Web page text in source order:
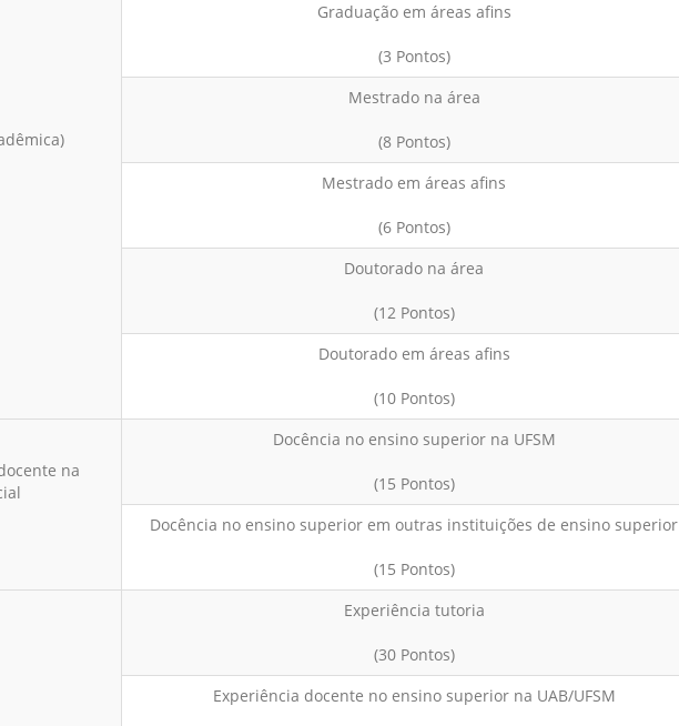
Graduação em áreas afins
(3 Pontos)
Mestrado na área
(8 Pontos)
Mestrado em áreas afins
(6 Pontos)
Doutorado na área
(12 Pontos)
Doutorado em áreas afins
(10 Pontos)
na
Docência no ensino superior na UFSM
(15 Pontos)
Docência no ensino superior em outras instituições de ensino superior
(15 Pontos)
Experiência tutoria
(30 Pontos)
Experiência docente no ensino superior na UAB/UFSM